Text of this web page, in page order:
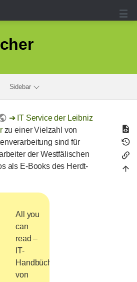
Sidebar
IT Service der Leibniz
zu einer Vielzahl von
sind für
der Westfälischen
als E-Books des Herdt-
All you
can
read –
IT-
Handbücher
von